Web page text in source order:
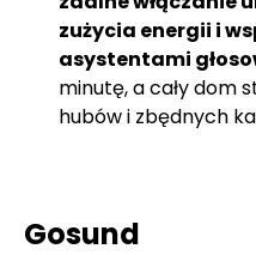
zużycia energii i
asystentami
minutę, a cały dom
hubów i zbędnych
Gosund